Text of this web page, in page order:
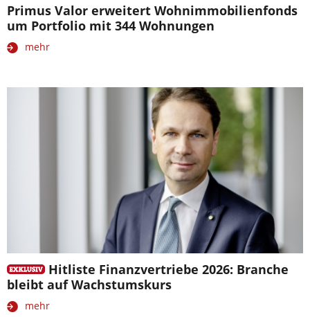
Primus Valor erweitert Wohnimmobilienfonds
um Portfolio mit 344 Wohnungen
mehr
Hitliste Finanzvertriebe 2026: Branche
bleibt auf Wachstumskurs
mehr